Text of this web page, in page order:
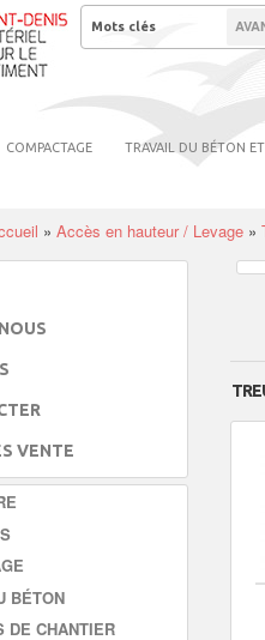
COMPACTAGE TRAVAIL DU BÉTON
» Accès en hauteur / Levage »
VENTE
BÉTON
DE CHANTIER